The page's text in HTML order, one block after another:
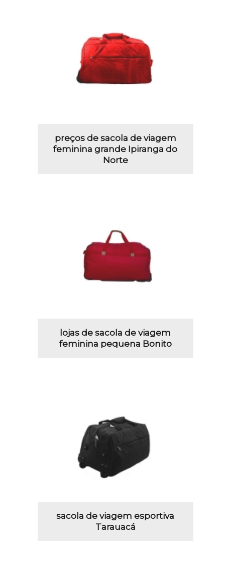
preços de sacola de viagem
feminina grande Ipiranga do
Norte
lojas de sacola de viagem
feminina pequena Bonito
sacola de viagem esportiva
Tarauacá